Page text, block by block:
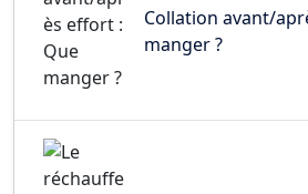
Collation avant/
manger ?